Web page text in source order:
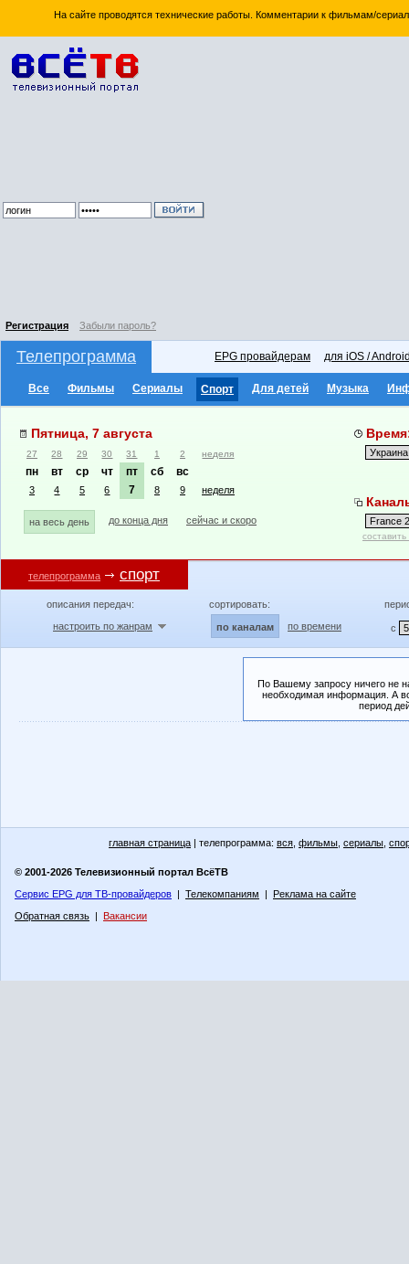
На сайте проводятся технические работы. Комментарии к фильмам/
Регистрация Забыли пароль?
Телепрограмма EPG провайдерам для iOS /
Все Фильмы Сериалы Спорт Для детей Музыка
Пятница, 7 августа
27 28 29 30 31 1 2 неделя
пн вт ср чт пт сб вс
3 4 5 6 7 8 9 неделя
на весь день до конца дня сейчас и скоро
телепрограмма спорт
описания передач:
настроить по жанрам
сортировать:
по каналам по времени с
По Вашему запросу ничего не
необходимая информация. А
период
главная страница | телепрограмма: вся фильмы сериалы
© 2001-2026 Телевизионный портал ВсёТВ
Сервис EPG для ТВ-провайдеров | Телекомпаниям | Реклама на сайте
Обратная связь | Вакансии